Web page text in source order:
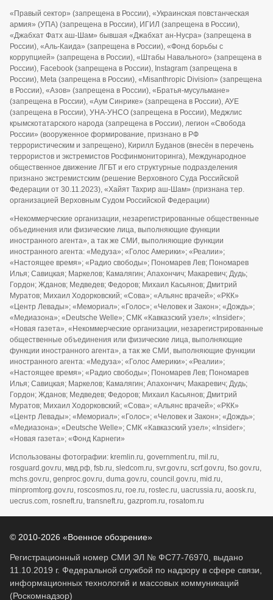
«Правый сектор» (запрещена в России), «Украинская повстанческая
армия» (УПА) (запрещена в России), ИГИЛ (запрещена в России),
«Джабхат Фатх аш-Шам» бывшая «Джабхат ан-Нусра» (запрещена в
России), «Аль-Каида» (запрещена в России), «Фонд борьбы с
коррупцией» (запрещена в России), «Штабы Навального» (запрещена в
России), Facebook (запрещена в России), Instagram (запрещена в
России), Meta (запрещена в России), «Misanthropic Division» (запрещена
в России), «Азов» (запрещена в России), «Братья-мусульмане»
(запрещена в России), «Аум Синрике» (запрещена в России), АУЕ
(запрещена в России), УНА-УНСО (запрещена в России), Меджлис
крымскотатарского народа (запрещена в России), легион «Свобода
России» (вооруженное формирование, признано в РФ
террористическим и запрещено), Кирилл Буданов (внесён в перечень
террористов и экстремистов Росфинмониторинга), Международное
общественное движение ЛГБТ и его структурные подразделения
признано экстремистским (решение Верховного Суда Российской
Федерации от 30.11.2023), «Хайят Тахрир аш-Шам» (признана тер.
организацией Верховным Судом Российской Федерации)
«Некоммерческие организации, незарегистрированные общественные
объединения или физические лица, выполняющие функции
иностранного агента», а так же СМИ, выполняющие функции
иностранного агента: «Медуза»; «Голос Америки»; «Реалии»;
«Настоящее время»; «Радио свободы»; Пономарев Лев; Пономарев
Илья; Савицкая; Маркелов; Камалягин; Апахончич; Макаревич; Дудь;
Гордон; Жданов; Медведев; Федоров; Михаил Касьянов; Дмитрий
Муратов; Михаил Ходорковский; «Сова»; «Альянс врачей»; «РКК»
«Центр Левады»; «Мемориал»; «Голос»; «Человек и Закон»; «Дождь»;
«Медиазона»; «Deutsche Welle»; СМК «Кавказский узел»; «Insider»;
«Новая газета», «Некоммерческие организации, незарегистрированные
общественные объединения или физические лица, выполняющие
функции иностранного агента», а так же СМИ, выполняющие функции
иностранного агента: «Медуза»; «Голос Америки»; «Реалии»;
«Настоящее время»; «Радио свободы»; Пономарев Лев; Пономарев
Илья; Савицкая; Маркелов; Камалягин; Апахончич; Макаревич; Дудь;
Гордон; Жданов; Медведев; Федоров; Михаил Касьянов; Дмитрий
Муратов; Михаил Ходорковский; «Сова»; «Альянс врачей»; «РКК»
«Центр Левады»; «Мемориал»; «Голос»; «Человек и Закон»; «Дождь»;
«Медиазона»; «Deutsche Welle»; СМК «Кавказский узел»; «Insider»;
«Новая газета»; «Фонд Карнеги»
Использованы фотографии: kremlin.ru, government.ru, mil.ru,
rosguard.gov.ru, мвд.рф, fsb.ru, sledcom.ru, svr.gov.ru, scrf.gov.ru, fso.gov.ru,
mchs.gov.ru, genproc.gov.ru, duma.gov.ru, council.gov.ru, mid.ru,
minpromtorg.gov.ru, roscosmos.ru, roe.ru, rostec.ru, uacrussia.ru, aoosk.ru,
uecrus.com, rosneft.ru, transneft.ru, gazprom.ru, rosatom.ru
© 2010-2026 «Военное обозрение»
Регистрационный номер СМИ ЭЛ № ФС77-76970, выдано
11.10.2019 г. Федеральной службой по надзору в сфере связи,
информационных технологий и массовых коммуникаций
(Роскомнадзор)